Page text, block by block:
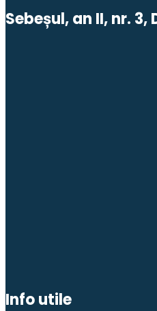
Sebeșul, an II, nr. 3,
Info utile